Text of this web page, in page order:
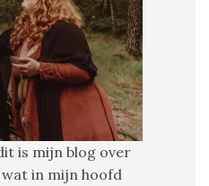
is mijn blog over
in mijn hoofd